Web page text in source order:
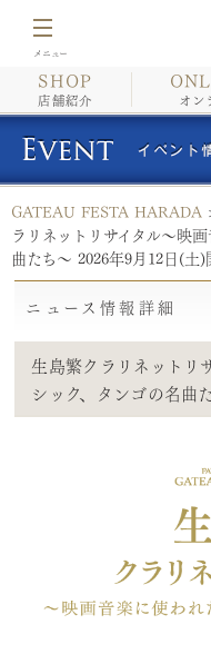
店舗紹介
オンラインショップ
工場案内
イベント情報・催事情報
商品紹介/こだわり
会社案内
SHOP
店舗紹介 オン
GATEAU FESTA HARADA
ラリネットリサイタル～映
曲たち～ 2026年9月12日(土)
ニュース情報詳細
生島繁クラリネットリ
シック、タンゴの名曲